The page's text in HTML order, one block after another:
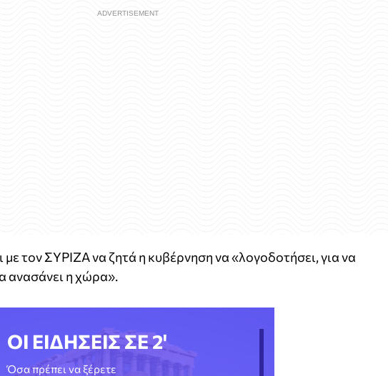
τον ΣΥΡΙΖΑ να ζητά η κυβέρνηση να «λογοδοτήσει, για να
ανασάνει η χώρα».
ΟΙ ΕΙΔΗΣΕΙΣ ΣΕ 2'
Όσα πρέπει να ξέρετε